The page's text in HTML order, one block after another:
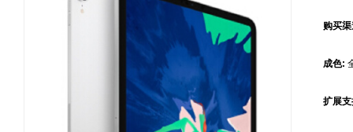
购买
成色:
扩展